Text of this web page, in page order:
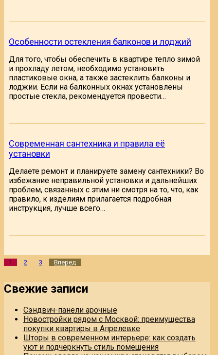
Особенности остекления балконов и лоджий
Для того, чтобы обеспечить в квартире тепло зимой
и прохладу летом, необходимо установить
пластиковые окна, а также застеклить балконы и
лоджии. Если на балконных окнах установлены
простые стекла, рекомендуется провести…
Современная сантехника и правила её
установки
Делаете ремонт и планируете замену сантехники? Во
избежание неправильной установки и дальнейших
проблем, связанных с этим ни смотря на то, что, как
правило, к изделиям прилагается подробная
инструкция, лучше всего…
Пагинация
1 2 3 Вперед
Свежие записи
Сэндвич-панели арочные
Новостройки рядом с Москвой: преимущества
покупки квартиры в Апрелевке
Шторы в современном интерьере: как создать
уют и подчеркнуть стиль помещения